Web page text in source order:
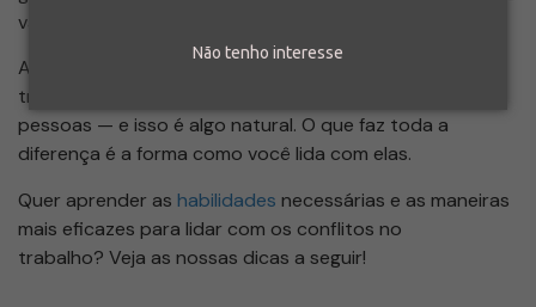
Não tenho interesse
vão existir.
As divergências acontecem porque, no ambiente de
trabalho, estamos constantemente lidando com
pessoas — e isso é algo natural. O que faz toda a
diferença é a forma como você lida com elas.
Quer aprender as habilidades necessárias e as maneiras
mais eficazes para lidar com os conflitos no
trabalho? Veja as nossas dicas a seguir!